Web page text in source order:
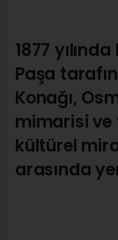
1877
Paşa
Konağı,
mimarisi ve
kültürel
arasında